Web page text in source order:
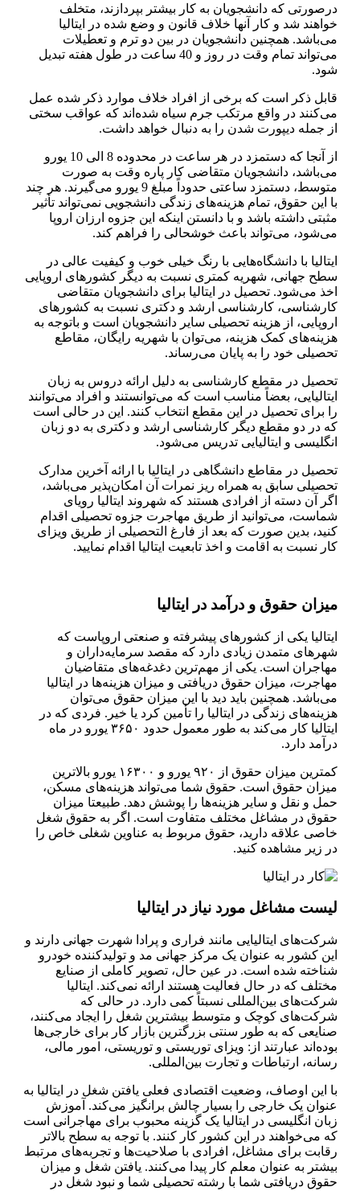
درصورتی که دانشجویان به کار بیشتر بپردازند، متخلف
خواهند شد و کار آنها خلاف قانون و وضع شده در ایتالیا
می‌باشد. همچنین دانشجویان در بین دو ترم و تعطیلات
می‌تواند تمام وقت در روز و 40 ساعت در طول هفته تبدیل
شود.
قابل ذکر است که برخی از افراد خلاف موارد ذکر شده عمل
می‌کنند در واقع مرتکب جرم سیاه شده‌اند که عواقب سختی
از جمله دیپورت شدن را به دنبال خواهد داشت.
از آنجا که دستمزد در هر ساعت در محدوده 8 الی 10 یورو
می‌باشد، دانشجویان متقاضی کار پاره وقت به صورت
متوسط، دستمزد ساعتی حدوداً مبلغ 9 یورو می‌گیرند. هر چند
با این حقوق، تمام هزینه‌های زندگی دانشجویی نمی‌تواند تأثیر
مثبتی داشته باشد و با دانستن اینکه این جزوه ارزان اروپا
می‌شود، می‌تواند باعث خوشحالی را فراهم کند.
ایتالیا با دانشگاه‌هایی با رنگ خیلی خوب و کیفیت عالی در
سطح جهانی، شهریه کمتری نسبت به دیگر کشورهای اروپایی
اخذ می‌شود. تحصیل در ایتالیا برای دانشجویان متقاضی
کارشناسی، کارشناسی ارشد و دکتری نسبت به کشورهای
اروپایی، از هزینه تحصیلی سایر دانشجویان است و باتوجه به
هزینه‌های کمک هزینه، می‌توان با شهریه رایگان، مقاطع
تحصیلی خود را به پایان می‌رساند.
تحصیل در مقطع کارشناسی به دلیل ارائه دروس به زبان
ایتالیایی، بعضاً مناسب است که می‌توانستند و افراد می‌توانند
را برای تحصیل در این مقطع انتخاب کنند. این در حالی است
که در دو مقطع دیگر کارشناسی ارشد و دکتری به دو زبان
انگلیسی و ایتالیایی تدریس می‌شود.
تحصیل در مقاطع دانشگاهی در ایتالیا با ارائه آخرین مدارک
تحصیلی سابق به همراه ریز نمرات آن امکان‌پذیر می‌باشد،
اگر آن دسته از افرادی هستند که شهروند ایتالیا رویای
شماست، می‌توانید از طریق مهاجرت جزوه تحصیلی اقدام
کنید، بدین صورت که بعد از فارغ التحصیلی از طریق ویزای
کار نسبت به اقامت و اخذ تابعیت ایتالیا اقدام نمایید.
میزان حقوق و درآمد در ایتالیا
ایتالیا یکی از کشور‌های پیشرفته و صنعتی اروپاست که
شهر‌های متمدن زیادی دارد که مقصد سرمایه‌داران و
مهاجران است. یکی از مهم‌ترین دغدغه‌های متقاضیان
مهاجرت، میزان حقوق دریافتی و میزان هزینه‌ها در ایتالیا
می‌باشد. همچنین باید دید با این میزان حقوق می‌توان
هزینه‌های زندگی در ایتالیا را تأمین کرد یا خیر. فردی که در
ایتالیا کار می‌کند به طور معمول حدود ۳۶۵۰ یورو در ماه
درآمد دارد.
کمترین میزان حقوق از ۹۲۰ یورو و ۱۶۳۰۰ یورو بالاترین
میزان حقوق است. حقوق شما می‌تواند هزینه‌های مسکن،
حمل و نقل و سایر هزینه‌ها را پوشش دهد. طبیعتا میزان
حقوق در مشاغل مختلف متفاوت است. اگر به حقوق شغل
خاصی علاقه دارید، حقوق مربوط به عناوین شغلی خاص را
در زیر مشاهده کنید.
لیست مشاغل مورد نیاز در ایتالیا
شرکت‌های ایتالیایی مانند فراری و پرادا شهرت جهانی دارند و
این کشور به عنوان یک مرکز جهانی مد و تولید‌کننده خودرو
شناخته شده است. در عین حال، تصویر کاملی از صنایع
مختلف که در حال فعالیت هستند ارائه نمی‌کند. ایتالیا
شرکت‌های بین‌المللی نسبتاً کمی دارد. در حالی که
شرکت‌های کوچک و متوسط بیشترین شغل را ایجاد می‌کنند،
صنایعی که به طور سنتی بزرگترین بازار کار برای خارجی‌ها
بوده‌اند عبارتند از: ویزای توریستی و توریستی، امور مالی،
رسانه، ارتباطات و تجارت بین‌المللی.
با این اوصاف، وضعیت اقتصادی فعلی یافتن شغل در ایتالیا به
عنوان یک خارجی را بسیار چالش برانگیز می‌کند. آموزش
زبان انگلیسی در ایتالیا یک گزینه محبوب برای مهاجرانی است
که می‌خواهند در این کشور کار کنند. با توجه به سطح بالاتر
رقابت برای مشاغل، افرادی با صلاحیت‌ها و تجربه‌های مرتبط
بیشتر به عنوان معلم کار پیدا می‌کنند. یافتن شغل و میزان
حقوق دریافتی شما با رشته تحصیلی شما و نبود شغل در